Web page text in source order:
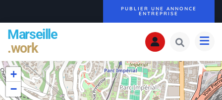
PUBLIER UNE ANNONCE
ENTREPRISE
Marseille
.work
+
−